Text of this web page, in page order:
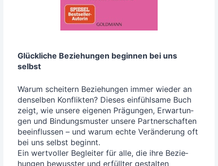
Glück­li­che Bezie­hun­gen begin­nen bei uns
selbst
War­um schei­tern Bezie­hun­gen immer wie­der an
den­sel­ben Kon­flik­ten? Die­ses ein­fühl­sa­me Buch
zeigt, wie unse­re eige­nen Prä­gun­gen, Erwar­tun­
gen und Bin­dungs­mus­ter unse­re Part­ner­schaf­ten
beein­flus­sen – und war­um ech­te Ver­än­de­rung oft
bei uns selbst beginnt.
Ein wert­vol­ler Beglei­ter für alle, die ihre Bezie­
hun­gen bewuss­ter und erfüll­ter gestal­ten